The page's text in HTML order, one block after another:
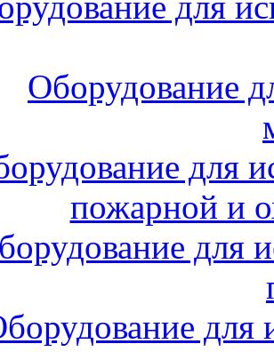
Оборудование
для
пожарной и
для
для